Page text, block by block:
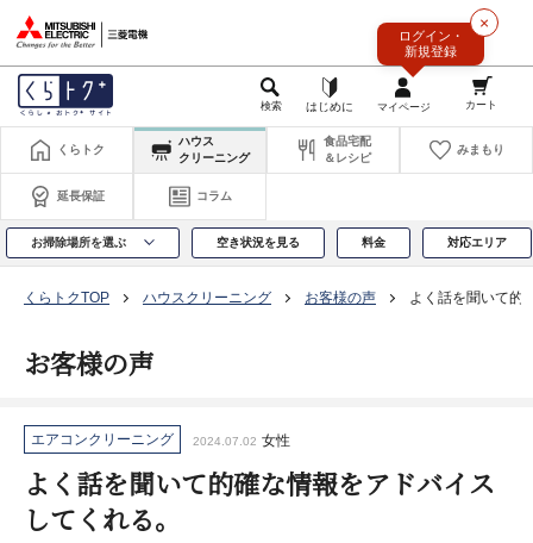
×
ログイン・
新規登録
くらトク
ハウス
クリーニング
食品宅配
＆レシピ
みまもり
延長保証 コラム
お掃除場所を選ぶ 空き状況を見る 料金 対応エリア
くらトクTOP ハウスクリーニング お客様の声 よく話を聞いて的
お客様の声
エアコンクリーニング 2024.07.02 女性
よく話を聞いて的確な情報をアドバイス
してくれる。